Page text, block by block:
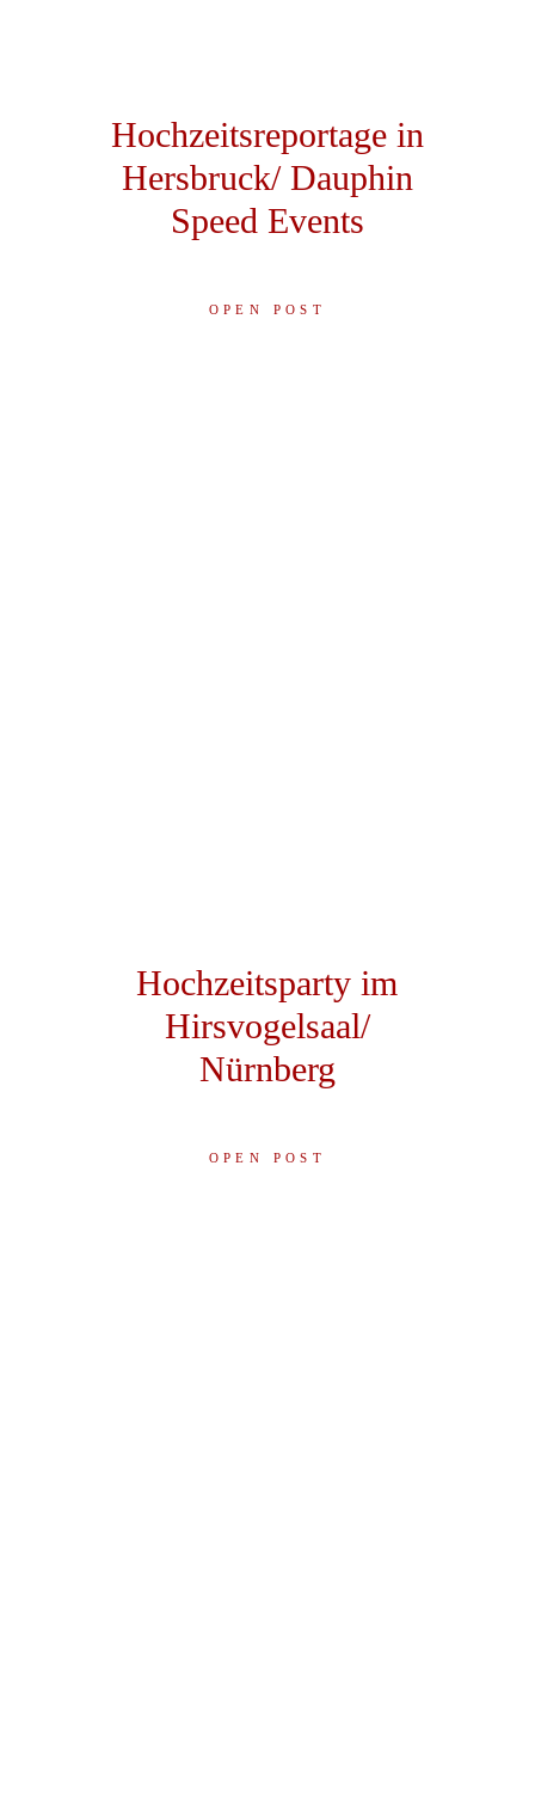
Hochzeitsreportage in
Hersbruck/ Dauphin
Speed Events
OPEN POST
Hochzeitsparty im
Hirsvogelsaal/
Nürnberg
OPEN POST